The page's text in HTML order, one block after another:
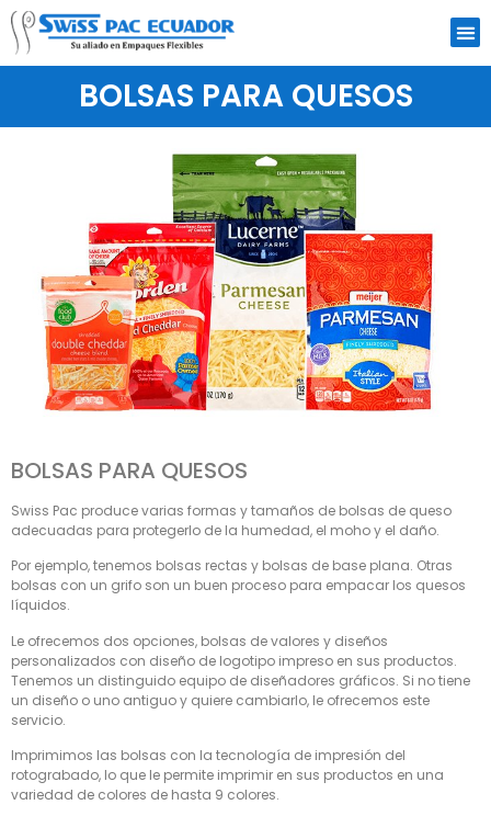
BOLSAS PARA QUESOS
BOLSAS PARA QUESOS
Swiss Pac produce varias formas y tamaños de bolsas de queso
adecuadas para protegerlo de la humedad, el moho y el daño.
Por ejemplo, tenemos bolsas rectas y bolsas de base plana. Otras
bolsas con un grifo son un buen proceso para empacar los quesos
líquidos.
Le ofrecemos dos opciones, bolsas de valores y diseños
personalizados con diseño de logotipo impreso en sus productos.
Tenemos un distinguido equipo de diseñadores gráficos. Si no tiene
un diseño o uno antiguo y quiere cambiarlo, le ofrecemos este
servicio.
Imprimimos las bolsas con la tecnología de impresión del
rotograbado, lo que le permite imprimir en sus productos en una
variedad de colores de hasta 9 colores.